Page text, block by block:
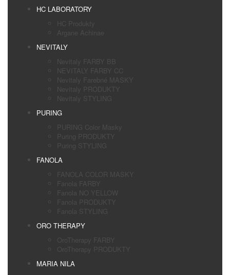
HC LABORATORY
HC Produkty
Argane Achinae
NEVITALY
Nevitaly FARBY BB
NEVITALY FARBY CC
Nevitaly Farebné MASKY
Nevitaly PRODUKTY
Nevitaly STYLING
PURING
PURING Color Masky
Puring PRODUKTY
Puring STYLING
FANOLA
FANOLA COLOR MASKY
Fanola FARBY
Fanola NO YELLOW
Fanola PRODUKTY
Fanola STYLING
ORO THERAPY
OroTherapy FARBY
OroTherapy PRODUKTY
MARIA NILA